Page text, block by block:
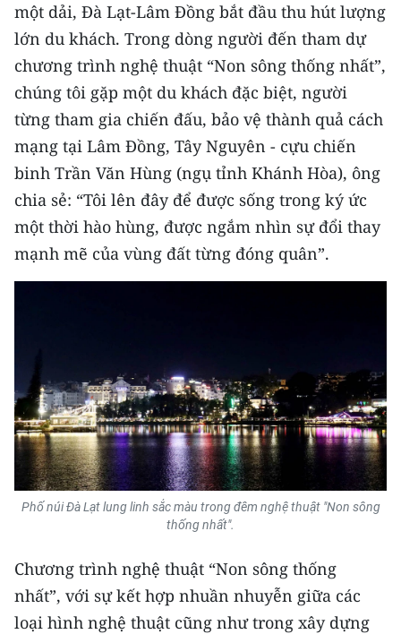
một dải, Đà Lạt-Lâm Đồng bắt đầu thu hút lượng
lớn du khách. Trong dòng người đến tham dự
chương trình nghệ thuật “Non sông thống nhất”,
chúng tôi gặp một du khách đặc biệt, người
từng tham gia chiến đấu, bảo vệ thành quả cách
mạng tại Lâm Đồng, Tây Nguyên - cựu chiến
binh Trần Văn Hùng (ngụ tỉnh Khánh Hòa), ông
chia sẻ: “Tôi lên đây để được sống trong ký ức
một thời hào hùng, được ngắm nhìn sự đổi thay
mạnh mẽ của vùng đất từng đóng quân”.
Phố núi Đà Lạt lung linh sắc màu trong đêm nghệ thuật "Non sông
thống nhất".
Chương trình nghệ thuật “Non sông thống
nhất”, với sự kết hợp nhuần nhuyễn giữa các
loại hình nghệ thuật cũng như trong xây dựng